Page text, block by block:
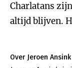
Charlatans
altijd blijven.
Over Jeroen Ansink